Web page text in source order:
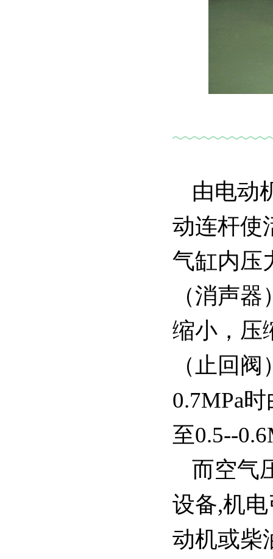
由电动
动连杆使
气缸内压
（消声
缩小，压
（止回
0.7MPa
至0.5--
而空气
设备,机
动机或柴